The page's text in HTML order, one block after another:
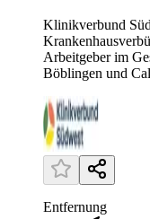
Klinikverbund
Arbeitgeber im
Böblingen und
Entfernung